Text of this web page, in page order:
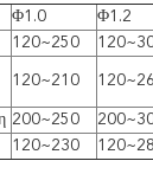
Φ1.0 Φ1.2
120~250
120~210
200~250
120~230